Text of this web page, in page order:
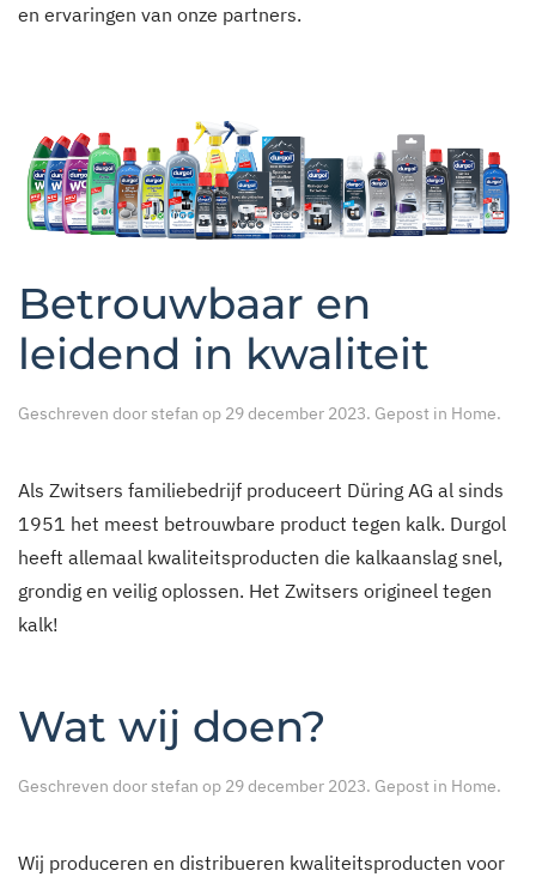
en ervaringen van onze partners.
Betrouwbaar en
leidend in kwaliteit
Geschreven door stefan op 29 december 2023. Gepost in Home.
Als Zwitsers familiebedrijf produceert Düring AG al sinds
1951 het meest betrouwbare product tegen kalk. Durgol
heeft allemaal kwaliteitsproducten die kalkaanslag snel,
grondig en veilig oplossen. Het Zwitsers origineel tegen
kalk!
Wat wij doen?
Geschreven door stefan op 29 december 2023. Gepost in Home.
Wij produceren en distribueren kwaliteitsproducten voor